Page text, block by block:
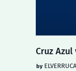
Cruz Azul
ELVERRUCA